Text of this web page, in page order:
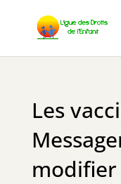
Les
modifier